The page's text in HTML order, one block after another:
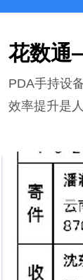
花数通
PDA手持设
效率提升是